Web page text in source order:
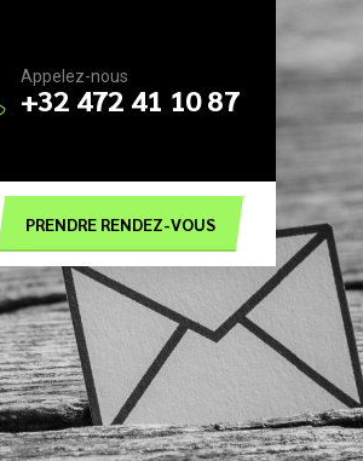
Appelez-nous
+32 472 41 10 87
PRENDRE RENDEZ-VOUS